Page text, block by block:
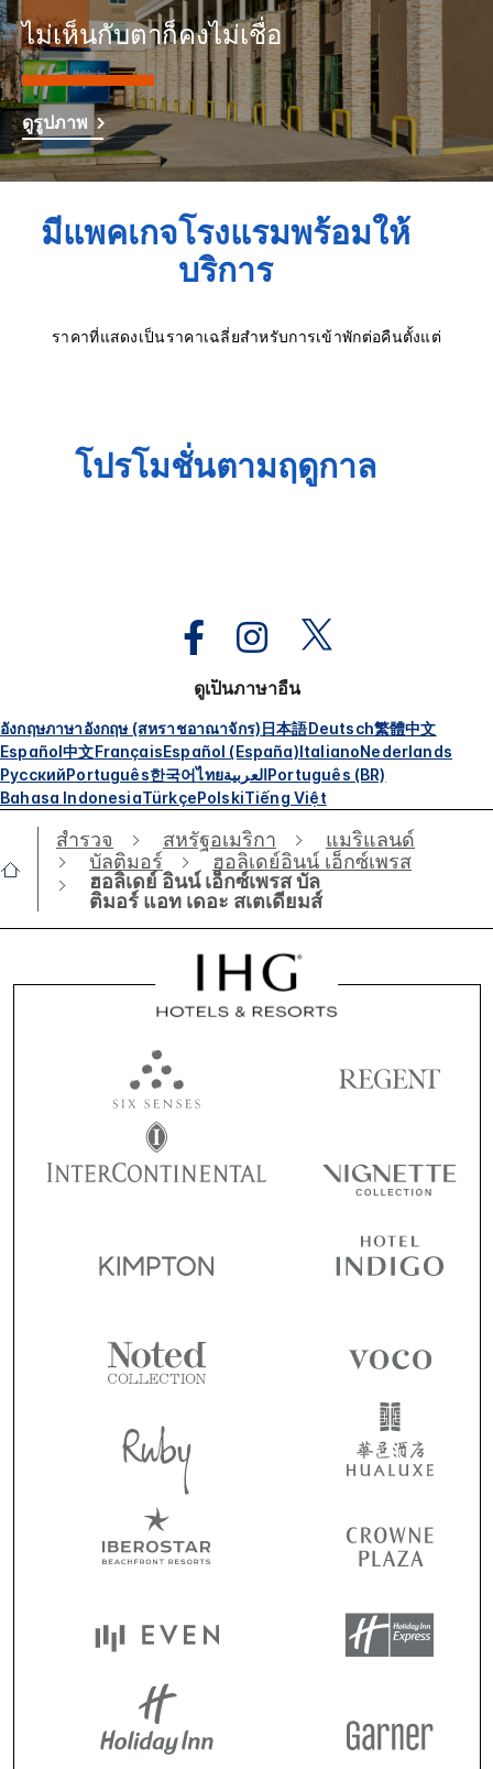
ไม่เห็นกับตาก็คงไม่เชื่อ
ดูรูปภาพ
มีแพคเกจโรงแรมพร้อมให้
บริการ
ราคาที่แสดงเป็นราคาเฉลี่ยสำหรับการเข้าพักต่อคืนตั้งแต่
โปรโมชั่นตามฤดูกาล
ดูเป็นภาษาอื่น
อังกฤษภาษาอังกฤษ (สหราชอาณาจักร)日本語Deutsch繁體中文
Español中文FrançaisEspañol (España)ItalianoNederlands
РусскийPortuguês한국어ไทยالعربيةPortuguês (BR)
Bahasa IndonesiaTürkçePolskiTiếng Việt
สำรวจ สหรัฐอเมริกา
แมริแลนด์
บัลติมอร์
ฮอลิเดย์อินน์ เอ็กซ์เพรส
ฮอลิเดย์ อินน์ เอ็กซ์เพรส บัล
ติมอร์ แอท เดอะ สเตเดียมส์